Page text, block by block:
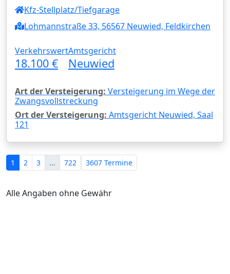
Kfz-Stellplatz/Tiefgarage
Lohmannstraße 33, 56567 Neuwied, Feldkirchen
Verkehrswert
18.100 €
Amtsgericht
Neuwied
Art der Versteigerung: Versteigerung im Wege der
Zwangsvollstreckung
Ort der Versteigerung: Amtsgericht Neuwied, Saal
121
1 2 3 ... 722 3607 Termine
Alle Angaben ohne Gewähr